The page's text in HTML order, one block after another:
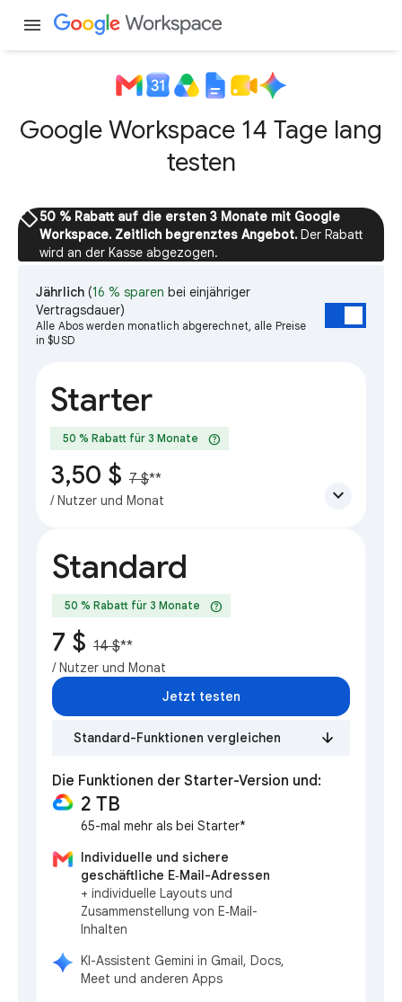
menu
Google Workspace 14 Tage lang
testen
sell50 % Rabatt auf die ersten 3 Monate mit Google
Workspace. Zeitlich begrenztes Angebot. Der Rabatt
wird an der Kasse abgezogen.
Jährlich (16 % sparen bei einjähriger
Vertragsdauer)
Alle Abos werden monatlich abgerechnet, alle Preise
in $USD
Starter
50 % Rabatt für 3 Monate help
3,50 $ 7 $**
/ Nutzer und Monat expand_more
Standard
50 % Rabatt für 3 Monate help
7 $ 14 $**
/ Nutzer und Monat
Jetzt testen
Standard-Funktionen vergleichen
Die Funktionen der Starter-Version und:
2 TB
65-mal mehr als bei Starter*
Individuelle und sichere
geschäftliche E‑Mail-Adressen
+ individuelle Layouts und
Zusammenstellung von E‑Mail-
Inhalten
KI-Assistent Gemini in Gmail, Docs,
Meet und anderen Apps